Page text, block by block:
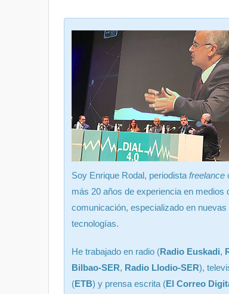
Soy Enrique Rodal, periodista freelance
más 20 años de experiencia en medios
comunicación, especializado en nuevas
tecnologías.
He trabajado en radio (Radio Euskadi,
Bilbao-SER, Radio Llodio-SER),
(ETB) y prensa escrita (El Correo